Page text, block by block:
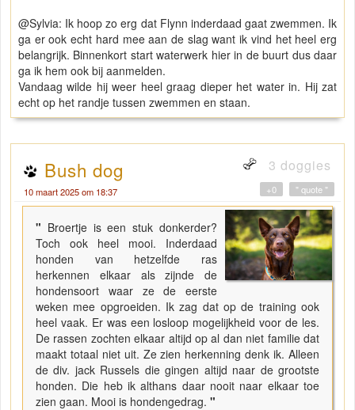
@Sylvia: Ik hoop zo erg dat Flynn inderdaad gaat zwemmen. Ik
ga er ook echt hard mee aan de slag want ik vind het heel erg
belangrijk. Binnenkort start waterwerk hier in de buurt dus daar
ga ik hem ook bij aanmelden.
Vandaag wilde hij weer heel graag dieper het water in. Hij zat
echt op het randje tussen zwemmen en staan.
Bush dog 3 doggies
10 maart 2025 om 18:37 " quote "
+0
" Broertje is een stuk donkerder?
Toch ook heel mooi. Inderdaad
honden van hetzelfde ras
herkennen elkaar als zijnde de
hondensoort waar ze de eerste
weken mee opgroeiden. Ik zag dat op de training ook
heel vaak. Er was een losloop mogelijkheid voor de les.
De rassen zochten elkaar altijd op al dan niet familie dat
maakt totaal niet uit. Ze zien herkenning denk ik. Alleen
de div. jack Russels die gingen altijd naar de grootste
honden. Die heb ik althans daar nooit naar elkaar toe
zien gaan. Mooi is hondengedrag. "